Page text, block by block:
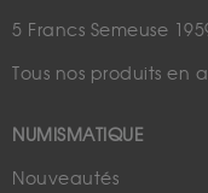
5 Francs Semeuse
Tous nos produits en
NUMISMATIQUE
Nouveautés